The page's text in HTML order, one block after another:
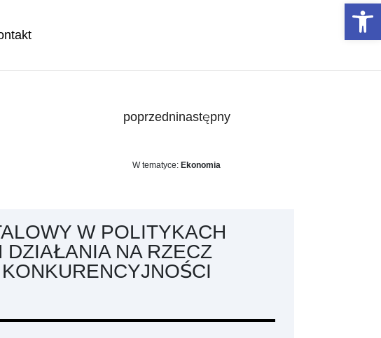
poprzedninastępny
W tematyce: Ekonomia
W POLITYKACH
DZIAŁANIA NA RZECZ